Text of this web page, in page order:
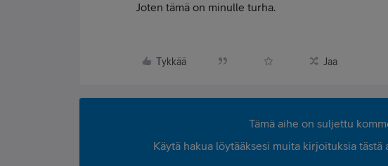
Joten tämä on minulle turha.
Tykkää Jaa
Tämä aihe on suljettu
Käytä hakua löytääksesi muita kirjoituksia tästä